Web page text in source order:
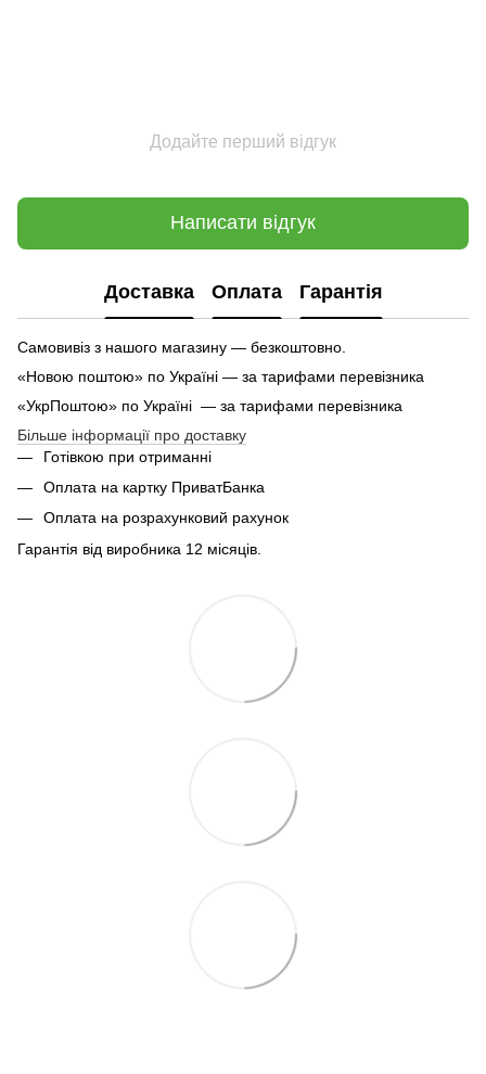
Додайте перший відгук
Написати відгук
Доставка Оплата Гарантія
Самовивіз з нашого магазину — безкоштовно.
«Новою поштою» по Україні — за тарифами перевізника
«УкрПоштою» по Україні — за тарифами перевізника
Більше інформації про доставку
Готівкою при отриманні
Оплата на картку ПриватБанка
Оплата на розрахунковий рахунок
Гарантія від виробника 12 місяців.